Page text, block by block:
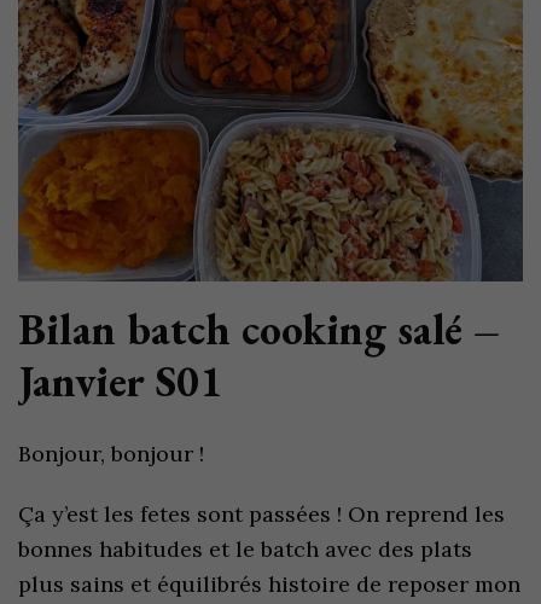
Bilan batch cooking salé –
Janvier S01
Bonjour, bonjour !
Ça y’est les fetes sont passées ! On reprend les
bonnes habitudes et le batch avec des plats
plus sains et équilibrés histoire de reposer mon